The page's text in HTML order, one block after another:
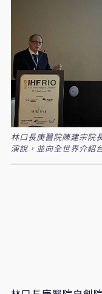
林口長庚醫院陳建宗院
演說，並向全世界介紹